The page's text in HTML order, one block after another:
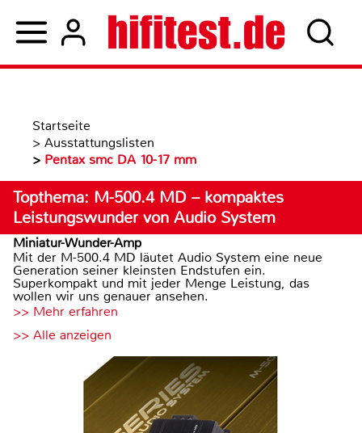
Startseite
> Ausstattungslisten
> Pentax smc DA 10-17 mm
Topthema: M-500.4 MD – kompaktes
Leistungswunder von Audio System
Miniatur-Wunder-Amp
Mit der M-500.4 MD läutet Audio System eine neue
Generation seiner kleinsten Endstufen ein.
Superkompakt und mit jeder Menge Leistung, das
wollen wir uns genauer ansehen.
>> Mehr erfahren
>> Alle anzeigen